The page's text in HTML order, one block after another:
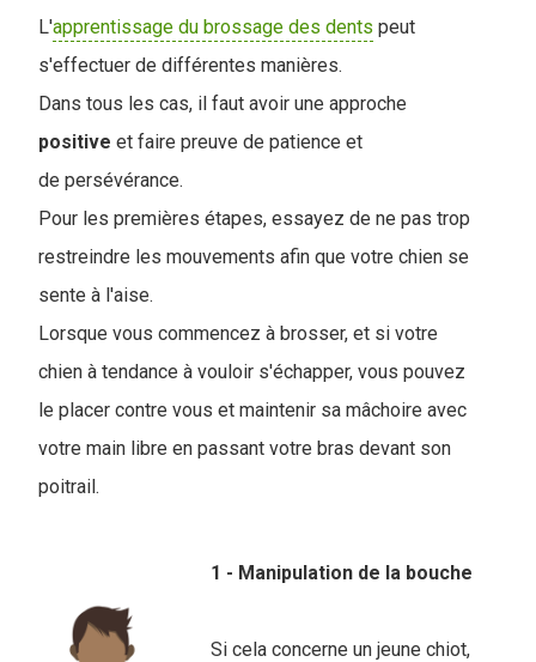
L'apprentissage du brossage des dents peut
s'effectuer de différentes manières.
Dans tous les cas, il faut avoir une approche
positive et faire preuve de patience et
de persévérance.
Pour les premières étapes, essayez de ne pas trop
restreindre les mouvements afin que votre chien se
sente à l'aise.
Lorsque vous commencez à brosser, et si votre
chien à tendance à vouloir s'échapper, vous pouvez
le placer contre vous et maintenir sa mâchoire avec
votre main libre en passant votre bras devant son
poitrail.
1 - Manipulation de la bouche
Si cela concerne un jeune chiot,